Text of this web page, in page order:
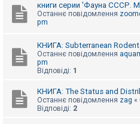
книги серии 'Фауна СССР.
Останнє повідомлення
pm
КНИГА: Subterranean
Останнє повідомлення
pm
Відповіді: 1
КНИГА: The Status and
Останнє повідомлення zag «
Відповіді: 2